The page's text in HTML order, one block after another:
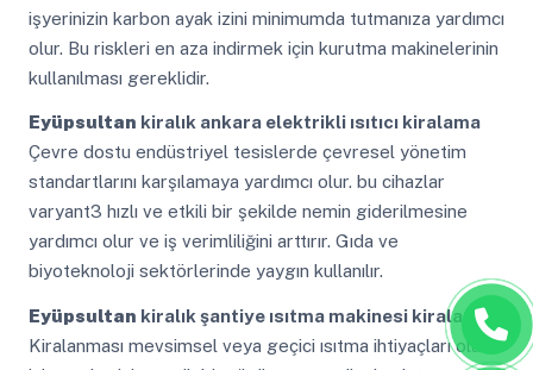
işyerinizin karbon ayak izini minimumda tutmanıza yardımcı
olur. Bu riskleri en aza indirmek için kurutma makinelerinin
kullanılması gereklidir.
Eyüpsultan kiralık ankara elektrikli ısıtıcı kiralama
Çevre dostu endüstriyel tesislerde çevresel yönetim
standartlarını karşılamaya yardımcı olur. bu cihazlar
varyant3 hızlı ve etkili bir şekilde nemin giderilmesine
yardımcı olur ve iş verimliliğini arttırır. Gıda ve
biyoteknoloji sektörlerinde yaygın kullanılır.
Eyüpsultan kiralık şantiye ısıtma makinesi kiralama
Kiralanması mevsimsel veya geçici ısıtma ihtiyaçları olan